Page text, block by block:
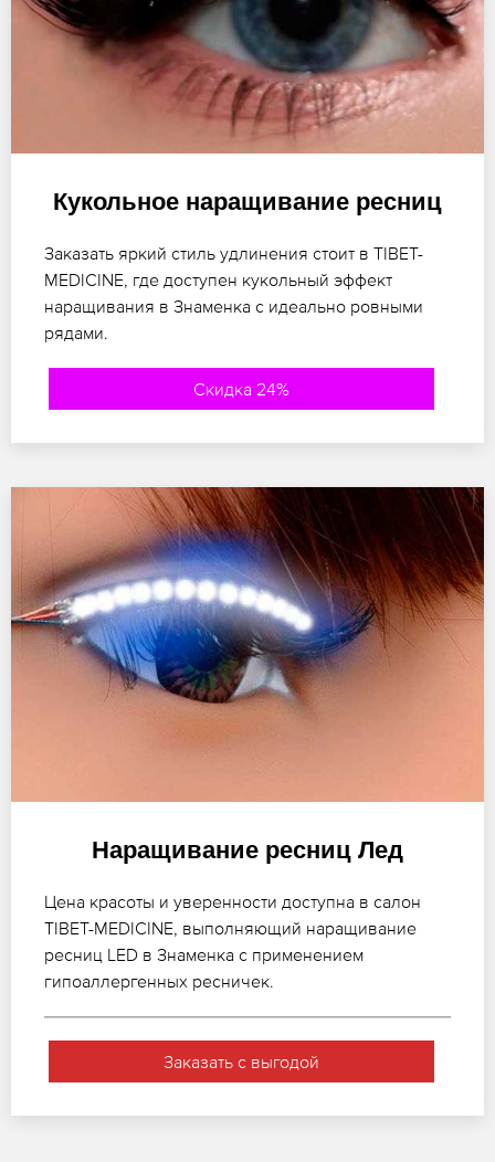
Кукольное наращивание ресниц
Заказать яркий стиль удлинения стоит в TIBET-
MEDICINE, где доступен кукольный эффект
наращивания в Знаменка с идеально ровными
рядами.
Скидка 24%
Наращивание ресниц Лед
Цена красоты и уверенности доступна в салон
TIBET-MEDICINE, выполняющий наращивание
ресниц LED в Знаменка с применением
гипоаллергенных ресничек.
Заказать с выгодой